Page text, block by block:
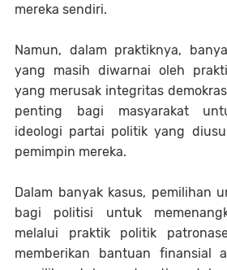
mereka sendiri.
Namun, dalam praktiknya,
yang masih diwarnai oleh
yang merusak integritas
penting bagi masyarakat
ideologi partai politik yang
pemimpin mereka.
Dalam banyak kasus, pemilihan
bagi politisi untuk
melalui praktik politik
memberikan bantuan finansial